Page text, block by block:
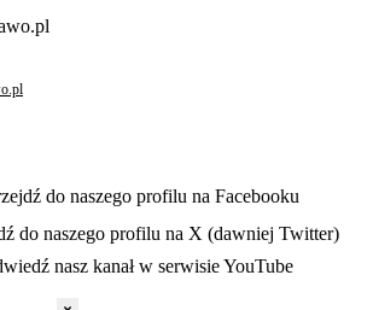
- otwiera się w nowej karcie
do naszego profilu na Facebooku
nowej karcie
do naszego profilu na X (dawniej Twitter)
- otwiera się w nowej karcie
nasz kanał w serwisie YouTube